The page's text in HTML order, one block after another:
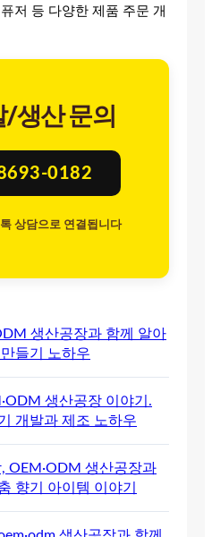
저 등 다양한 제품 주문 개
생산 문의
0182
상담으로 연결됩니다
생산공장과 함께 알아
들기 노하우
생산공장 이야기.
개발과 제조 노하우
OEM·ODM 생산공장과
향기 아이템 이야기